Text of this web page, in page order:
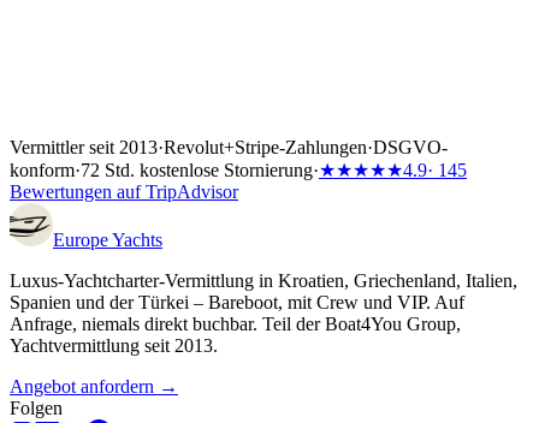
Vermittler seit 2013·Revolut+Stripe-Zahlungen·DSGVO-
konform·72 Std. kostenlose Stornierung·★★★★★4.9· 145
Bewertungen auf TripAdvisor
EuropeYachts
Luxus-Yachtcharter-Vermittlung in Kroatien, Griechenland, Italien,
Spanien und der Türkei – Bareboot, mit Crew und VIP. Auf
Anfrage, niemals direkt buchbar. Teil der Boat4You Group,
Yachtvermittlung seit 2013.
Angebot anfordern →
Folgen